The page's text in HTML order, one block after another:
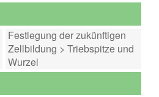
Festlegung der zukünftigen
Zellbildung > Triebspitze und
Wurzel